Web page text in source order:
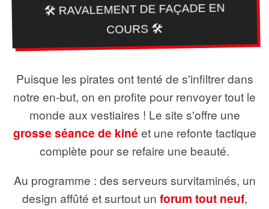
🛠️ RAVALEMENT DE FAÇADE EN
COURS 🛠️
Puisque les pirates ont tenté de s'infiltrer dans
notre en-but, on en profite pour renvoyer tout le
monde aux vestiaires ! Le site s'offre une
grosse séance de kiné et une refonte tactique
complète pour se refaire une beauté.
Au programme : des serveurs survitaminés, un
design affûté et surtout un forum tout neuf,